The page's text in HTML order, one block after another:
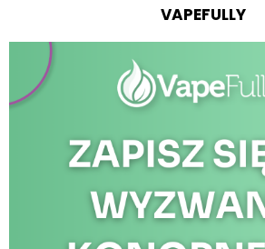
VAPEFULLY